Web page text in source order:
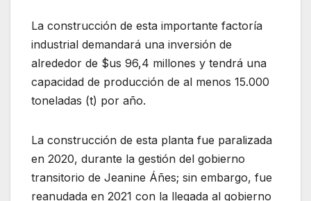
La construcción de esta importante factoría
industrial demandará una inversión de
alrededor de $us 96,4 millones y tendrá una
capacidad de producción de al menos 15.000
toneladas (t) por año.
La construcción de esta planta fue paralizada
en 2020, durante la gestión del gobierno
transitorio de Jeanine Áñes; sin embargo, fue
reanudada en 2021 con la llegada al gobierno